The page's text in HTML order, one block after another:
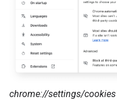
chrome://settings/